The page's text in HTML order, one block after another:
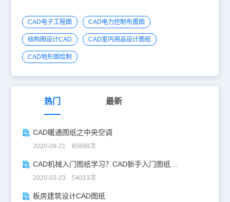
CAD电子工程图 CAD电力控制布置图
结构图设计CAD CAD室内用品设计图纸
CAD地形图绘制
热门 最新
CAD暖通图纸之中央空调
2020-09-21 65698次
CAD机械入门图纸学习？CAD新手入门图纸练习
2020-03-23 54013次
板房建筑设计CAD图纸